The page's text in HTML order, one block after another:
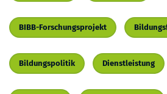
BIBB-Forschungsprojekt
Bildungspolitik Dienstleistung